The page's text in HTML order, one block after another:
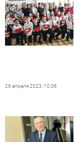
26 апреля 2023, 10:36